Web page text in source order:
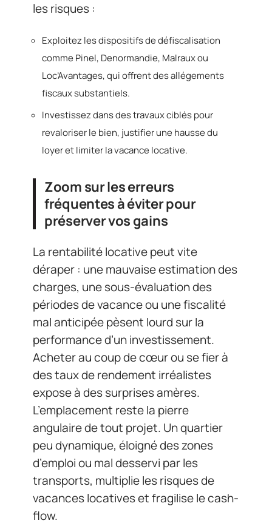
les risques :
Exploitez les dispositifs de défiscalisation
comme Pinel, Denormandie, Malraux ou
Loc’Avantages, qui offrent des allégements
fiscaux substantiels.
Investissez dans des travaux ciblés pour
revaloriser le bien, justifier une hausse du
loyer et limiter la vacance locative.
Zoom sur les erreurs
fréquentes à éviter pour
préserver vos gains
La rentabilité locative peut vite
déraper : une mauvaise estimation des
charges, une sous-évaluation des
périodes de vacance ou une fiscalité
mal anticipée pèsent lourd sur la
performance d’un investissement.
Acheter au coup de cœur ou se fier à
des taux de rendement irréalistes
expose à des surprises amères.
L’emplacement reste la pierre
angulaire de tout projet. Un quartier
peu dynamique, éloigné des zones
d’emploi ou mal desservi par les
transports, multiplie les risques de
vacances locatives et fragilise le cash-
flow.